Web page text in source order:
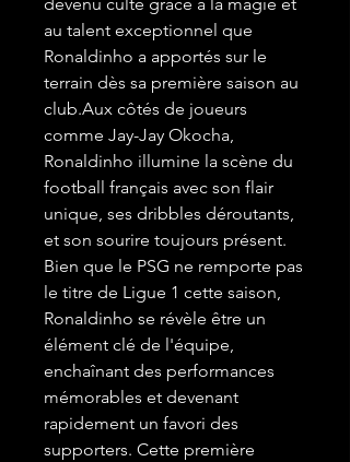
devenu culte grâce à la magie et
au talent exceptionnel que
Ronaldinho a apportés sur le
terrain dès sa première saison au
club.Aux côtés de joueurs
comme Jay-Jay Okocha,
Ronaldinho illumine la scène du
football français avec son flair
unique, ses dribbles déroutants,
et son sourire toujours présent.
Bien que le PSG ne remporte pas
le titre de Ligue 1 cette saison,
Ronaldinho se révèle être un
élément clé de l'équipe,
enchaînant des performances
mémorables et devenant
rapidement un favori des
supporters. Cette première